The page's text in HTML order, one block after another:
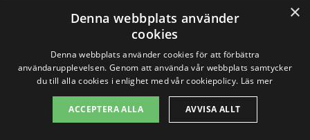
Skultuna
Fagersta
Vingåker
×
Denna webbplats använder
cookies
Denna webbplats använder cookies för att förbättra
användarupplevelsen. Genom att använda vår webbplats samtycker
du till alla cookies i enlighet med vår cookiepolicy. Läs mer
ACCEPTERA ALLA AVVISA ALLT